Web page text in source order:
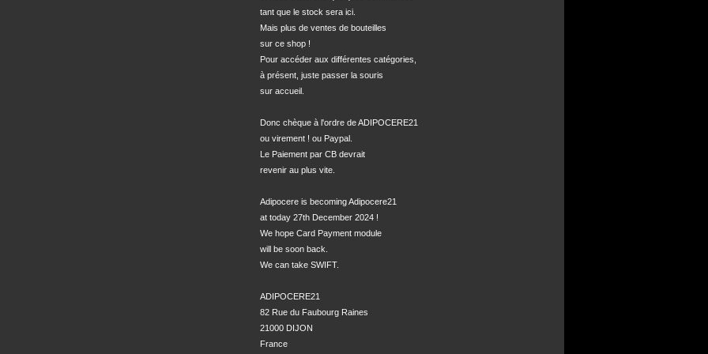
tant que le stock sera ici.
Mais plus de ventes de bouteilles
sur ce shop !
Pour accéder aux différentes catégories,
à présent, juste passer la souris
sur accueil.
Donc chèque à l'ordre de ADIPOCERE21
ou virement ! ou Paypal.
Le Paiement par CB devrait
revenir au plus vite.
Adipocere is becoming Adipocere21
at today 27th December 2024 !
We hope Card Payment module
will be soon back.
We can take SWIFT.
ADIPOCERE21
82 Rue du Faubourg Raines
21000 DIJON
France